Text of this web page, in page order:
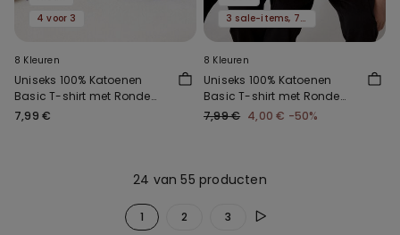
4 voor 3
8 Kleuren
Uniseks 100% Katoenen
Basic T-shirt met Ronde
Hals voor Kinderen
7,99 €
3 sale-items, 70% korting
8 Kleuren
Uniseks 100% Katoenen
Basic T-shirt met Ronde
Hals voor Kinderen
7,99 € 4,00 € -50%
24 van 55 producten
1 2 3